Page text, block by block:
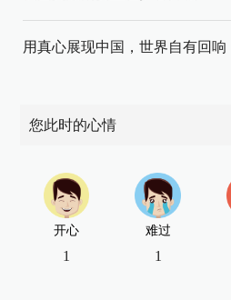
用真心展现中国，世界自有回响
您此时的心情
开心
1
难过
1